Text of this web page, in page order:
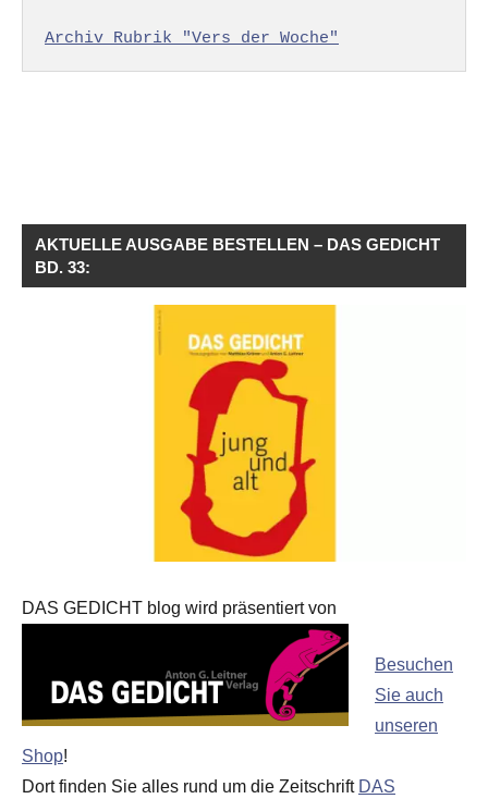
Archiv Rubrik "Vers der Woche"
AKTUELLE AUSGABE BESTELLEN – DAS GEDICHT
BD. 33:
DAS GEDICHT blog wird präsentiert von
Besuchen
Sie auch
unseren
Shop!
Dort finden Sie alles rund um die Zeitschrift DAS